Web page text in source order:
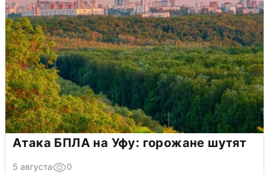
Атака БПЛА на Уфу: горожане шутят
5 августа 0